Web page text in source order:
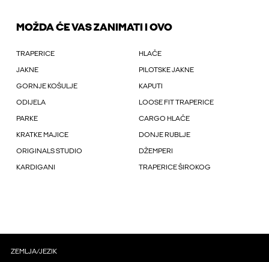
MOŽDA ĆE VAS ZANIMATI I OVO
TRAPERICE HLAČE
JAKNE PILOTSKE JAKNE
GORNJE KOŠULJE KAPUTI
ODIJELA LOOSE FIT TRAPERICE
PARKE CARGO HLAČE
KRATKE MAJICE DONJE RUBLJE
ORIGINALS STUDIO DŽEMPERI
KARDIGANI TRAPERICE ŠIROKOG
ZEMLJA/JEZIK